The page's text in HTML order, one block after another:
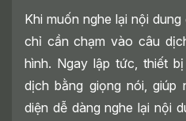
Khi muốn nghe lại nội
chỉ cần chạm vào câu
hình. Ngay lập tức, thiết
dịch bằng giọng nói, giúp
diện dễ dàng nghe lại nội